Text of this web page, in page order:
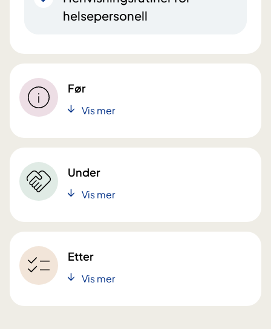
helsepersonell
Før
Vis mer
Under
Vis mer
Etter
Vis mer